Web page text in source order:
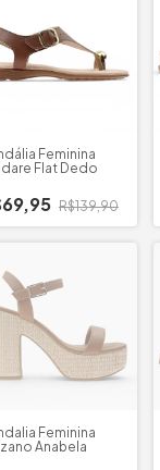
Feminina
Flat Dedo
R$139,90
Feminina
Anabela